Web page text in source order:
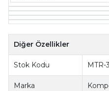
Diğer Özellikler
Stok Kodu MTR-
Marka